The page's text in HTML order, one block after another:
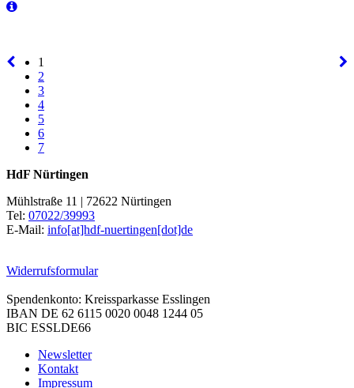
1
2
3
4
5
6
7
HdF Nürtingen
Mühlstraße 11 | 72622 Nürtingen
Tel: 07022/39993
E-Mail: info[at]hdf-nuertingen[dot]de
Widerrufsformular
Spendenkonto: Kreissparkasse Esslingen
IBAN DE 62 6115 0020 0048 1244 05
BIC ESSLDE66
Newsletter
Kontakt
Impressum